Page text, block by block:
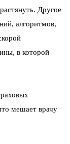
Другое
алгоритмов,
в которой
мешает врачу